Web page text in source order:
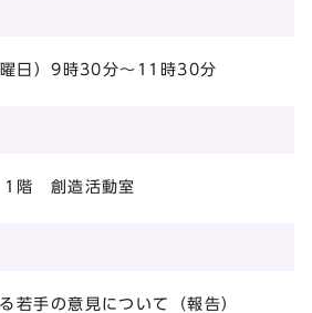
日）9時30分～11時30分
1階 創造活動室
若手の意見について（報告）